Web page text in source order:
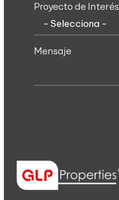
Proyecto de Interés
Mensaje